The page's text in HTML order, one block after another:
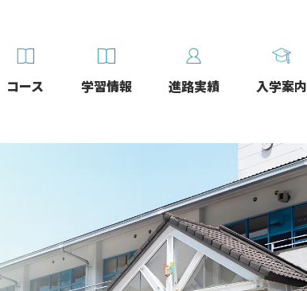
コース 学習情報 進路実績 入学案内